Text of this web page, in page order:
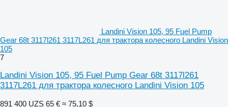
Landini Vision 105, 95 Fuel Pump
Gear 68t 3117l261 3117L261 для трактора колесного Landini Vision
105
7
Landini Vision 105, 95 Fuel Pump Gear 68t 3117l261
3117L261 для трактора колесного Landini Vision 105
891 400 UZS 65 € ≈ 75,10 $